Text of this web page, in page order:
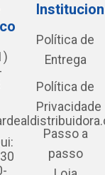
Política de
Entrega
Política de
Privacidade
Passo a
passo